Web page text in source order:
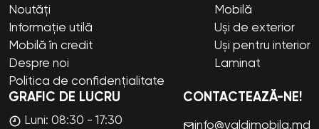
Noutăți
Informație utilă
Mobilă în credit
Despre noi
Politica de confidențialitate
Mobilă
Uși de exterior
Uși pentru interior
Laminat
GRAFIC DE LUCRU
Luni: 08:30 - 17:30
CONTACTEAZĂ-NE!
info@valdimobila.md